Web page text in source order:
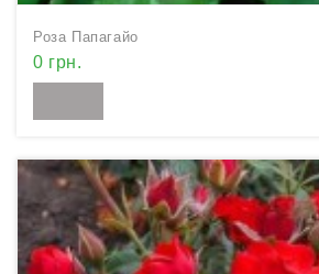
Роза Папагайо
0 грн.